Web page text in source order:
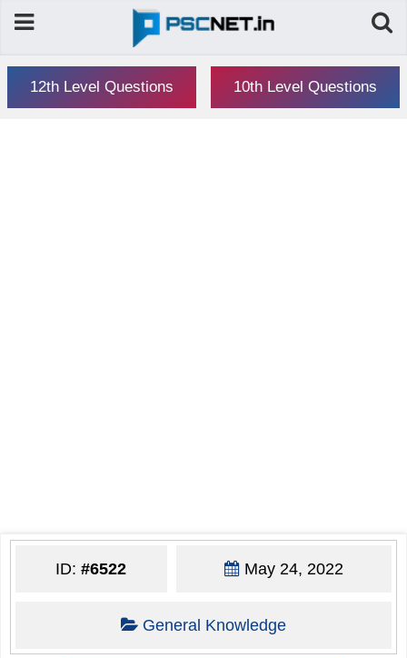
12th Level Questions 10th Level Questions
ID:#6522 May 24, 2022
General Knowledge